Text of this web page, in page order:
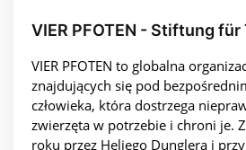
VIER PFOTEN - Stiftung
VIER PFOTEN to globalna
znajdujących się pod
człowieka, która dostrzega
zwierzęta w potrzebie i chroni je.
roku przez Heliego Dunglera i